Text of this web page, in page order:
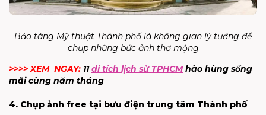
Bảo tàng Mỹ thuật Thành phố là không gian lý tưởng để
chụp những bức ảnh thơ mộng
>>>> XEM NGAY: 11di tích lịch sử TPHCMhào hùng sống
mãi cùng năm tháng
4. Chụp ảnh free tại bưu điện trung tâm Thành phố